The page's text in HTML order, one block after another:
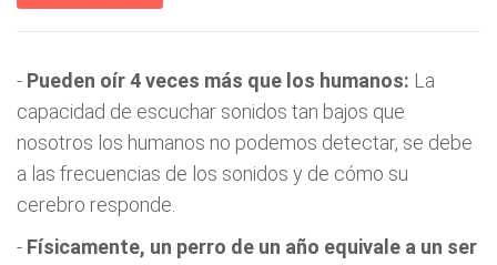
- Pueden oír 4 veces más que los humanos: La
capacidad de escuchar sonidos tan bajos que
nosotros los humanos no podemos detectar, se debe
a las frecuencias de los sonidos y de cómo su
cerebro responde.
- Físicamente, un perro de un año equivale a un ser